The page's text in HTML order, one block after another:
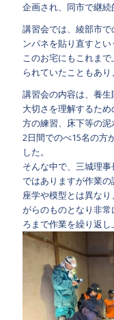
企画され、同市で継
講習会では、綾部市
ンパネを貼り直すと
このお宅にもこれま
られていたこともあ
講習会の内容は、養
大切さを理解するた
方の練習、床下等の
2日間でのべ15名の方
した。
そんな中で、三城理
ではありますが作業
座学や模型とは異な
がらのものとなり非
ろまで作業を繰り返